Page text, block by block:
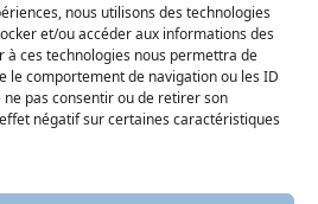
nous utilisons des technologies
et/ou accéder aux informations des
à ces technologies nous permettra de
le comportement de navigation ou les ID
pas consentir ou de retirer son
négatif sur certaines caractéristiques
personnelles et cookies
AUSSI